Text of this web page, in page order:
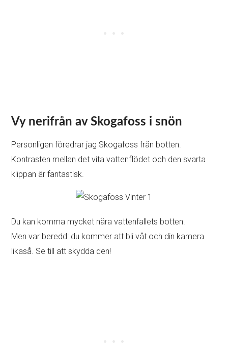
Vy nerifrån av Skogafoss i snön
Personligen föredrar jag Skogafoss från botten.
Kontrasten mellan det vita vattenflödet och den svarta
klippan är fantastisk.
Du kan komma mycket nära vattenfallets botten.
Men var beredd: du kommer att bli våt och din kamera
likaså. Se till att skydda den!